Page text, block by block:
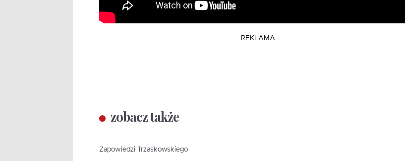
REKLAMA
zobacz także
Zapowiedzi Trzaskowskiego